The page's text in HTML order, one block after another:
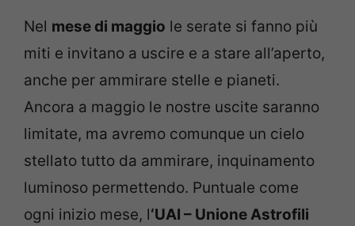
Nel mese di maggio le serate si fanno più
miti e invitano a uscire e a stare all’aperto,
anche per ammirare stelle e pianeti.
Ancora a maggio le nostre uscite saranno
limitate, ma avremo comunque un cielo
stellato tutto da ammirare, inquinamento
luminoso permettendo. Puntuale come
ogni inizio mese, l‘UAI – Unione Astrofili